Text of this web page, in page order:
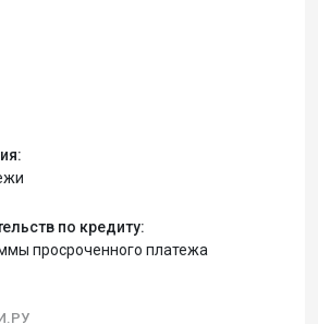
по кредиту:
просроченного платежа